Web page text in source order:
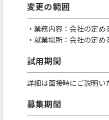
変更の範囲
・業務内容：会社の定
・就業場所：会社の定
試用期間
詳細は面接時にご説明い
募集期間